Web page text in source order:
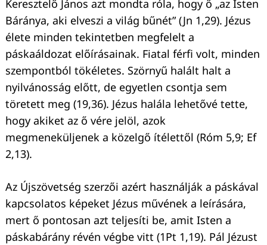
Keresztelő János azt mondta róla, hogy ő „az Isten
Báránya, aki elveszi a világ bűnét” (Jn 1,29). Jézus
élete minden tekintetben megfelelt a
páskaáldozat előírásainak. Fiatal férfi volt, minden
szempontból tökéletes. Szörnyű halált halt a
nyilvánosság előtt, de egyetlen csontja sem
töretett meg (19,36). Jézus halála lehetővé tette,
hogy akiket az ő vére jelöl, azok
megmeneküljenek a közelgő ítélettől (Róm 5,9; Ef
2,13).
Az Újszövetség szerzői azért használják a páskával
kapcsolatos képeket Jézus művének a leírására,
mert ő pontosan azt teljesíti be, amit Isten a
páskabárány révén végbe vitt (1Pt 1,19). Pál Jézust